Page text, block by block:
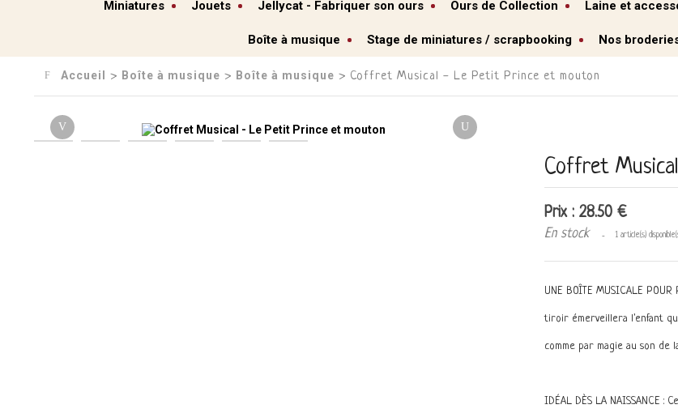
Miniatures Jouets Jellycat - Fabriquer son ours Ours de Collection Laine et
Boîte à musique Stage de miniatures / scrapbooking Nos
Accueil › Boîte à musique › Boîte à musique › Coffret Musical - Le Petit Prince et mouton
Coffret
Prix : 28.50 €
En stock 1 article(s)
UNE BOÎTE MUSICALE
tiroir émerveillera l'enfant
comme par magie au son de
IDÉAL DÈS LA NAISSANCE